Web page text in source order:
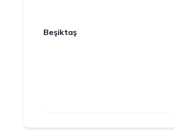
Beşiktaş